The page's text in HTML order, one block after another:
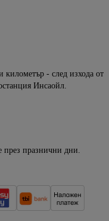
- след изхода от
Инсаойл.
празнични дни.